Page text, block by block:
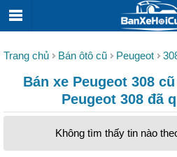
Trang chủ Bán ôtô cũ Peugeot
Bán xe Peugeot 308
Peugeot 308 đã
Không tìm thấy tin nào